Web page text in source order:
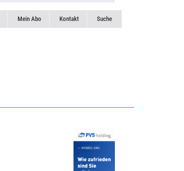
Mein Abo Kontakt Suche